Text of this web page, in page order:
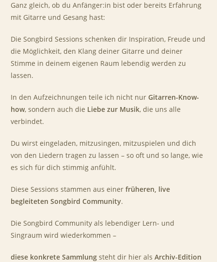
Ganz gleich, ob du Anfänger:in bist oder bereits Erfahrung
mit Gitarre und Gesang hast:
Die Songbird Sessions schenken dir Inspiration, Freude und
die Möglichkeit, den Klang deiner Gitarre und deiner
Stimme in deinem eigenen Raum lebendig werden zu
lassen.
In den Aufzeichnungen teile ich nicht nur Gitarren-Know-
how, sondern auch die Liebe zur Musik, die uns alle
verbindet.
Du wirst eingeladen, mitzusingen, mitzuspielen und dich
von den Liedern tragen zu lassen – so oft und so lange, wie
es sich für dich stimmig anfühlt.
Diese Sessions stammen aus einerfrüheren, live
begleiteten Songbird Community.
Die Songbird Community als lebendiger Lern- und
Singraum wird wiederkommen –
diese konkrete Sammlung steht dir hier alsArchiv-Edition